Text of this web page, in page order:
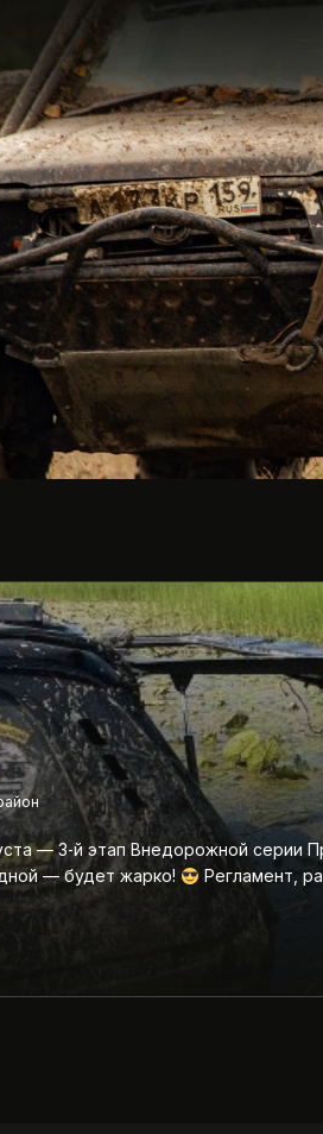
— 3‑й этап Внедорожной серии
— будет жарко!
Регламент,